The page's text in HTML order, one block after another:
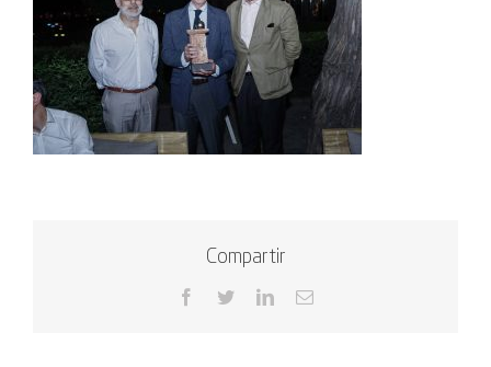
Compartir
Facebook
TwitterLinkedInCorreo